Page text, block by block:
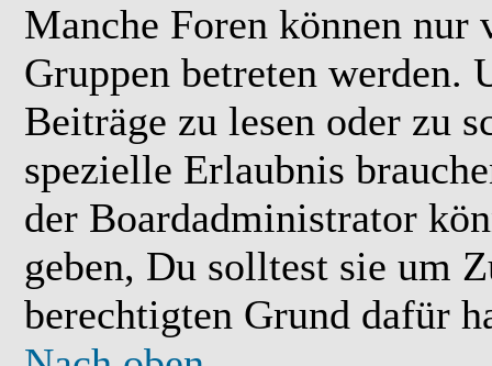
Manche Foren können nur
Gruppen betreten werden.
Beiträge zu lesen oder zu
spezielle Erlaubnis
der Boardadministrator
geben, Du solltest sie um
berechtigten Grund dafür